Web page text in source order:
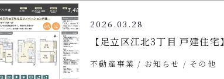
2026.03.28
【足立区江北3丁目 戸建住宅】
不動産事業 お知らせ その他